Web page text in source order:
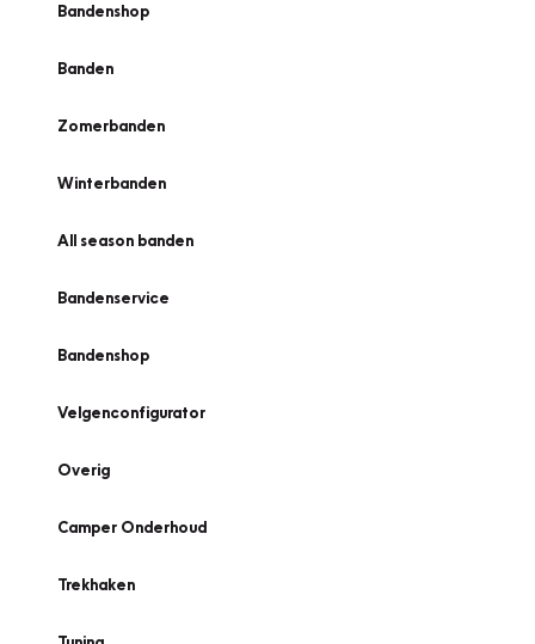
Bandenshop
Banden
Zomerbanden
Winterbanden
All season banden
Bandenservice
Bandenshop
Velgenconfigurator
Overig
Camper Onderhoud
Trekhaken